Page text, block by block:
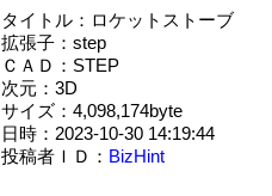
タイトル：ロケットストーブ
拡張子：step
ＣＡＤ：STEP
次元：3D
サイズ：4,098,174byte
日時：2023-10-30 14:19:44
投稿者ＩＤ： BizHint